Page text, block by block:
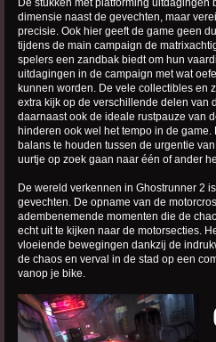
De stukken met platforming uitdagingen
dimensie naast de gevechten, maar
precisie. Ook hier geeft de game geen
tijdens de main campaign de
spelers een zandbak biedt om hun
uitdagingen in de campaign met wat
kunnen worden. De vele collectibles en
extra kijk op de verschillende delen van
daarnaast ook de ideale rustpauze van
hinderen ook wel het tempo in de
balans te houden tussen de urgentie
uurtje op zoek gaan naar één of ander
De wereld verkennen in Ghostrunner 2
gevechten. De opname van de
adembenemende momenten die de
echt uit te kijken naar de motorsecties.
vloeiende bewegingen dankzij de
de chaos en verval in de stad op een
vanop je bike.